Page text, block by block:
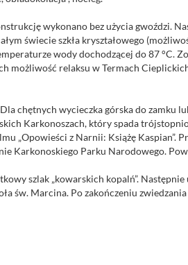
wykonano bez użycia gwoździ.
świecie szkła kryształowego
wody dochodzącej do 87 °C.
możliwość relaksu w Termach
chętnych wycieczka górska do zamku
Karkonoszach, który spada
„Opowieści z Narnii: Książę Kaspian”.
Karkonoskiego Parku Narodowego.
szlak „kowarskich kopalń”.
św. Marcina. Po zakończeniu